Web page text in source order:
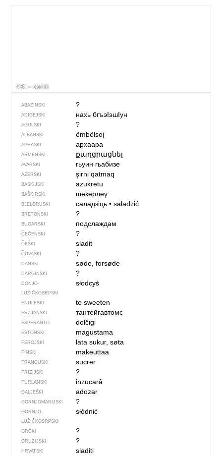
530 – sladiti
ABAZINSKI ?
ADIGEJSKI нахь бгъэIэшIун
AGULSKI ?
ALBANSKI ëmbëlsoj
APHASKI архаара
ARMENSKI քաղցրացնել
AVARSKI гьуин гьабизе
AZERSKI şirni qatmaq
BASKIJSKI azukretu
BAŠKIRSKI шәкәрләү
BJELORUSKI саладзіць• saładzić
BRETONSKI ?
BUGARSKI подслаждам
ČEČENSKI ?
ČEŠKI sladit
ČUVAŠKI ?
DANSKI søde, forsøde
DARGINSKI ?
DONJO­
LUŽIČKOSRPSKI
słodcyś
ENGLESKI to sweeten
ERZJANSKI тантейгавтомс
ESPERANTO dolĉigi
ESTONSKI magustama
FEROJSKI lata sukur, søta
FINSKI makeuttaa
FRANCUSKI sucrer
FRIZIJSKI ?
FURLANSKI inzucarâ
GALJEŠKI adozar
GORNJOMARIJSKI ?
GORNJO­
LUŽIČKOSRPSKI
słódnić
GRČKI ?
GRUZIJSKI ?
HRVATSKI sladiti